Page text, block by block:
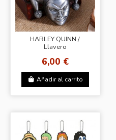
HARLEY QUINN /
Llavero
6,00 €
Añadir al carrito